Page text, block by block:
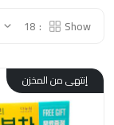
Show:
18
إنتهى من المخزن